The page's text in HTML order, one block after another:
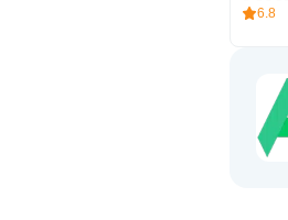
6.8